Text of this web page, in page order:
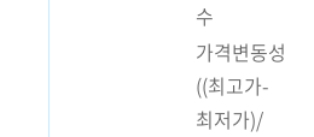
수
가격변동성
((최고가-
최저가)/